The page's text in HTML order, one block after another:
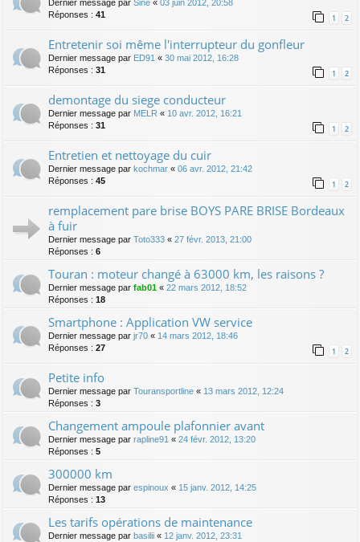
Dernier message par Sine « 03 juin 2012, 20:58
Réponses : 41 1 2
Entretenir soi même l'interrupteur du gonfleur
Dernier message par ED91 « 30 mai 2012, 16:28
Réponses : 31 1 2
demontage du siege conducteur
Dernier message par MELR « 10 avr. 2012, 16:21
Réponses : 31 1 2
Entretien et nettoyage du cuir
Dernier message par kochmar « 06 avr. 2012, 21:42
Réponses : 45 1 2
remplacement pare brise BOYS PARE BRISE Bordeaux
à fuir
Dernier message par Toto333 « 27 févr. 2013, 21:00
Réponses : 6
Touran : moteur changé à 63000 km, les raisons ?
Dernier message par fab01 « 22 mars 2012, 18:52
Réponses : 18
Smartphone : Application VW service
Dernier message par jr70 « 14 mars 2012, 18:46
Réponses : 27 1 2
Petite info
Dernier message par Touransportline « 13 mars 2012, 12:24
Réponses : 3
Changement ampoule plafonnier avant
Dernier message par rapline91 « 24 févr. 2012, 13:20
Réponses : 5
300000 km
Dernier message par espinoux « 15 janv. 2012, 14:25
Réponses : 13
Les tarifs opérations de maintenance
Dernier message par basilii « 12 janv. 2012, 23:31